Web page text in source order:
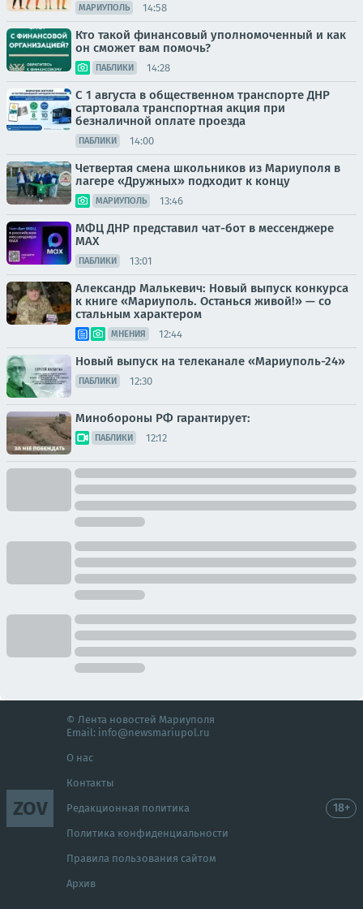
МАРИУПОЛЬ 14:58
Кто такой финансовый уполномоченный и как
он сможет вам помочь?
ПАБЛИКИ 14:28
С 1 августа в общественном транспорте ДНР
стартовала транспортная акция при
безналичной оплате проезда
ПАБЛИКИ 14:00
Четвертая смена школьников из Мариуполя в
лагере «Дружных» подходит к концу
МАРИУПОЛЬ 13:46
МФЦ ДНР представил чат-бот в мессенджере
MAX
ПАБЛИКИ 13:01
Александр Малькевич: Новый выпуск конкурса
к книге «Мариуполь. Останься живой!» — со
стальным характером
МНЕНИЯ 12:44
Новый выпуск на телеканале «Мариуполь-24»
ПАБЛИКИ 12:30
Минобороны РФ гарантирует:
ПАБЛИКИ 12:12
ZOV
© Лента новостей Мариуполя
Email: info@newsmariupol.ru
О нас
Контакты
Редакционная политика
Политика конфиденциальности
Правила пользования сайтом
Архив
18+